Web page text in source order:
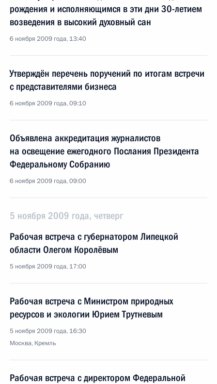
рождения и исполняющимся в эти дни 30-летием
возведения в высокий духовный сан
6 ноября 2009 года, 13:40
Утверждён перечень поручений по итогам встречи
с представителями бизнеса
6 ноября 2009 года, 09:10
Объявлена аккредитация журналистов
на освещение ежегодного Послания Президента
Федеральному Собранию
6 ноября 2009 года, 09:00
5 ноября 2009 года, четверг
Рабочая встреча с губернатором Липецкой
области Олегом Королёвым
5 ноября 2009 года, 17:00
Рабочая встреча с Министром природных
ресурсов и экологии Юрием Трутневым
5 ноября 2009 года, 16:30
Москва, Кремль
Рабочая встреча с директором Федеральной